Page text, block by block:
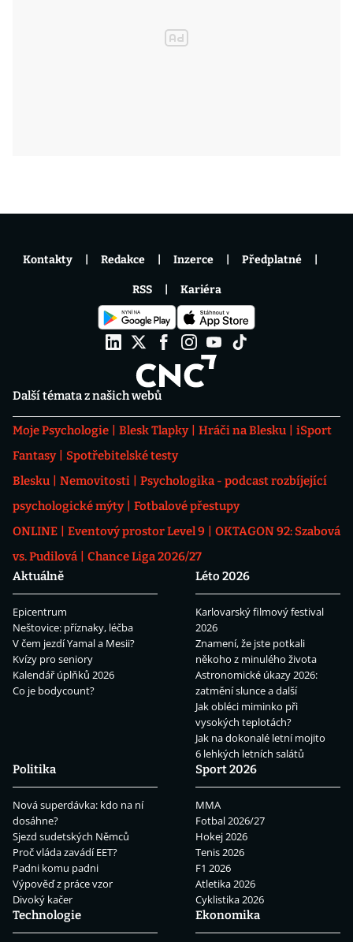
Další témata z našich webů
Moje Psychologie Blesk Tlapky Hráči na Blesku
iSport
Fantasy
Spotřebitelské testy
Blesku
Nemovitosti
Psychologika - podcast rozbíjející
psychologické mýty
Fotbalové přestupy
ONLINE
Eventový prostor Level 9
OKTAGON 92: Szabová
vs. Pudilová
Chance Liga 2026/27
Aktuálně
Epicentrum
Neštovice: příznaky, léčba
V čem jezdí Yamal a Mesii?
Kvízy pro seniory
Kalendář úplňků 2026
Co je bodycount?
Léto 2026
Karlovarský filmový festival
2026
Znamení, že jste potkali
někoho z minulého života
Astronomické úkazy 2026:
zatmění slunce a další
Jak obléci miminko při
vysokých teplotách?
Jak na dokonalé letní mojito
6 lehkých letních salátů
Politika
Nová superdávka: kdo na ní
dosáhne?
Sjezd sudetských Němců
Proč vláda zavádí EET?
Padni komu padni
Výpověď z práce vzor
Divoký kačer
Sport 2026
MMA
Fotbal 2026/27
Hokej 2026
Tenis 2026
F1 2026
Atletika 2026
Cyklistika 2026
Technologie
Ekonomika
Kontakty Redakce Inzerce Předplatné
RSS Kariéra